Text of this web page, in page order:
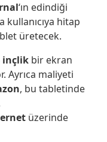
‘ın edindiği
kullanıcıya hitap
üretecek.
inçlik bir ekran
Ayrıca maliyeti
, bu tabletinde
üzerinde